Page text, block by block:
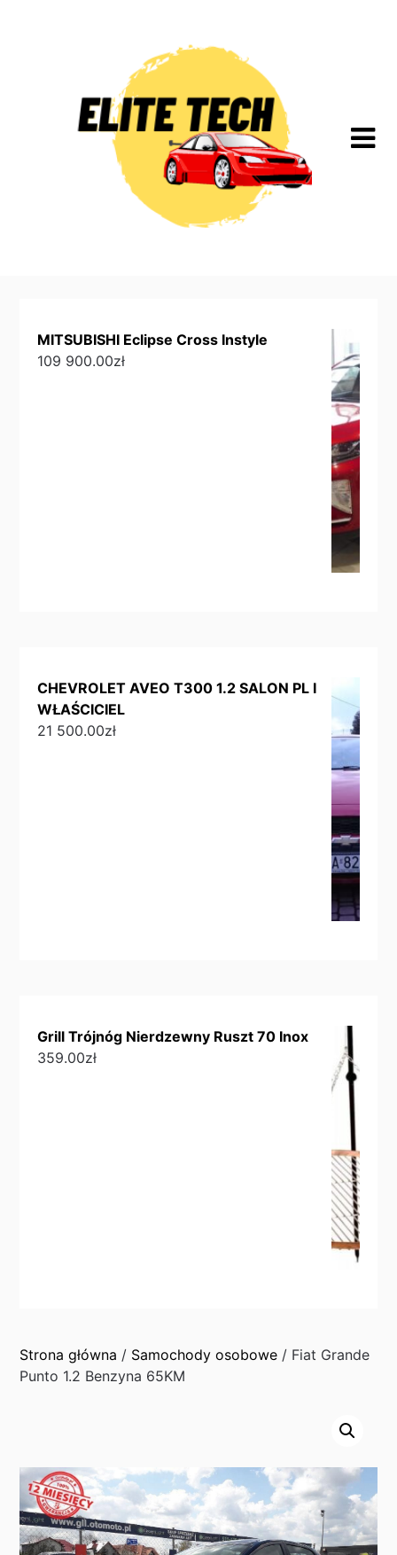
MITSUBISHI Eclipse Cross Instyle
109 900.00zł
CHEVROLET AVEO T300 1.2 SALON PL I
WŁAŚCICIEL
21 500.00zł
Grill Trójnóg Nierdzewny Ruszt 70 Inox
359.00zł
Strona główna / Samochody osobowe / Fiat Grande
Punto 1.2 Benzyna 65KM